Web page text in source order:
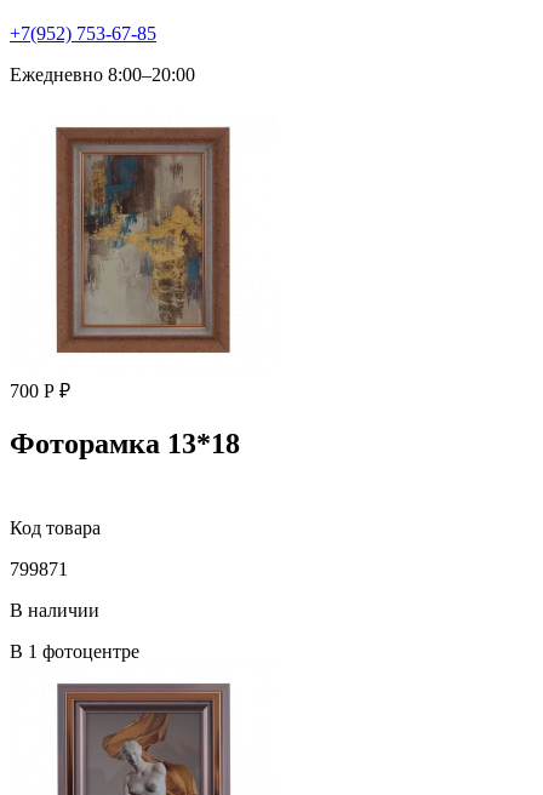
+7(952) 753-67-85
Ежедневно 8:00–20:00
700 Р ₽
Фоторамка 13*18
Код товара
799871
В наличии
В 1 фотоцентре